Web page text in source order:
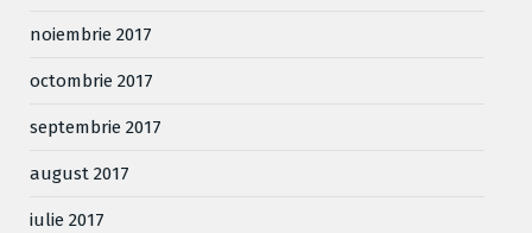
noiembrie 2017
octombrie 2017
septembrie 2017
august 2017
iulie 2017